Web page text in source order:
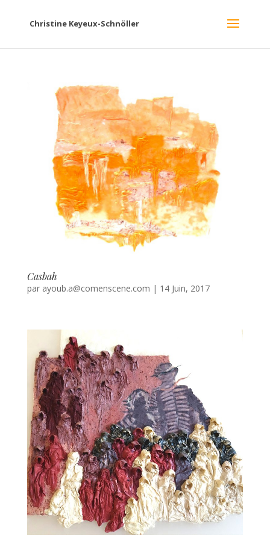
Christine Keyeux-Schnöller
Casbah
par ayoub.a@comenscene.com | 14 Juin, 2017